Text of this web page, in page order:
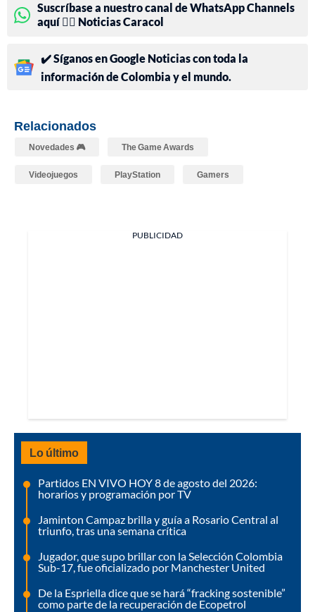
Suscríbase a nuestro canal de WhatsApp Channels
aquí 👉🏻 Noticias Caracol
✔️ Síganos en Google Noticias con toda la
información de Colombia y el mundo.
Relacionados
Novedades 🎮 The Game Awards
Videojuegos PlayStation Gamers
PUBLICIDAD
Lo último
Partidos EN VIVO HOY 8 de agosto del 2026:
horarios y programación por TV
Jaminton Campaz brilla y guía a Rosario Central al
triunfo, tras una semana crítica
Jugador, que supo brillar con la Selección Colombia
Sub-17, fue oficializado por Manchester United
De la Espriella dice que se hará “fracking sostenible”
como parte de la recuperación de Ecopetrol